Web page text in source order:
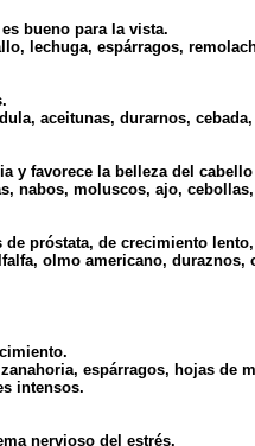
bueno para la vista.
lechuga, espárragos,
aceitunas, durarnos,
y favorece la belleza del
nabos, moluscos, ajo,
próstata, de crecimiento
olmo americano,
espárragos, hojas de
intensos.
nervioso del estrés.